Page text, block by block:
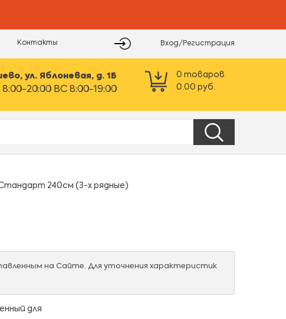
Контакты Вход/Регистрация
ул. Яблоневая, д. 1Б
20:00 ВС 8:00-19:00
0 товаров
0.00 руб.
240см (3-х рядные)
на Сайте. Для уточнения характеристик
для